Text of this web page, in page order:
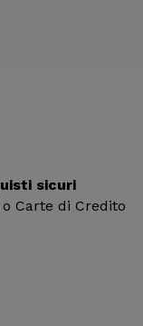
sicuri
o Carte di Credito